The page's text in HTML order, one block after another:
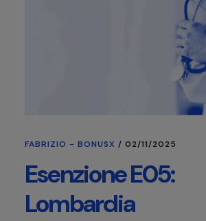
FABRIZIO - BONUSX / 02/11/2025
Esenzione E05:
Lombardia